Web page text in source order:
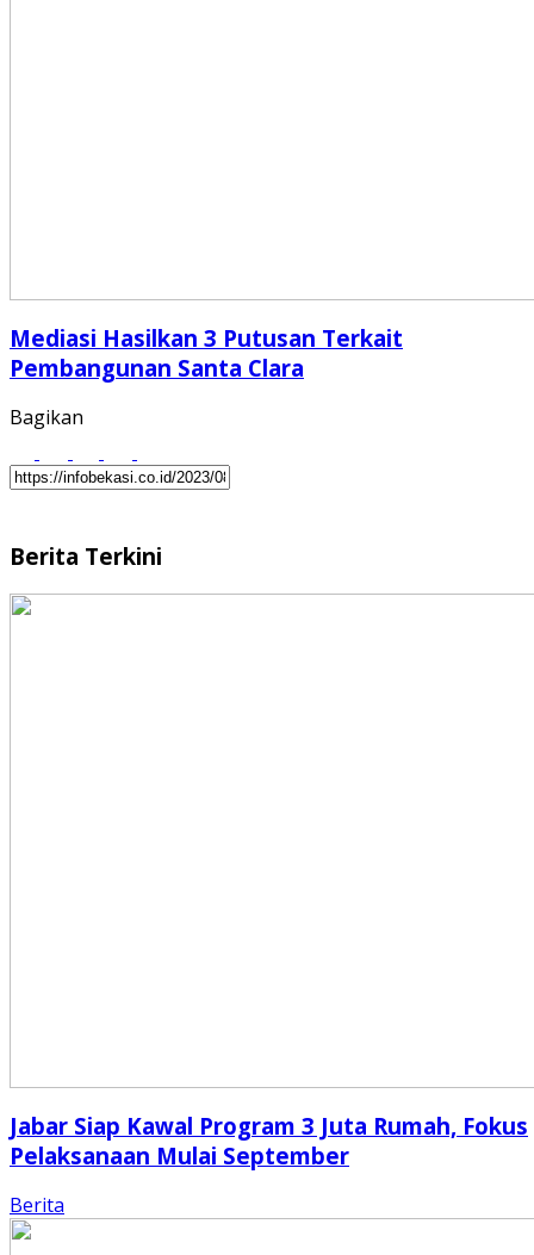
Mediasi Hasilkan 3 Putusan Terkait
Pembangunan Santa Clara
Bagikan
Berita Terkini
Jabar Siap Kawal Program 3 Juta Rumah, Fokus
Pelaksanaan Mulai September
Berita